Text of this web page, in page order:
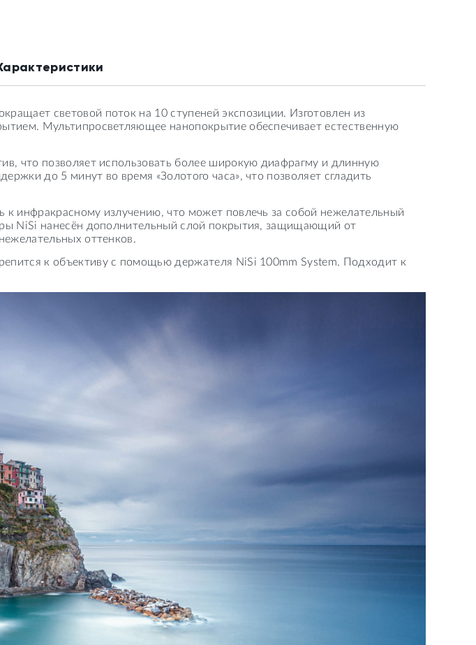
световой поток на 10 ступеней экспозиции. Изготовлен из
Мультипросветляющее нанопокрытие обеспечивает естественную
что позволяет использовать более широкую диафрагму и длинную
до 5 минут во время «Золотого часа», что позволяет сгладить
к инфракрасному излучению, что может повлечь за собой нежелательный
NiSi нанесён дополнительный слой покрытия, защищающий от
оттенков.
к объективу с помощью держателя NiSi 100mm System. Подходит к